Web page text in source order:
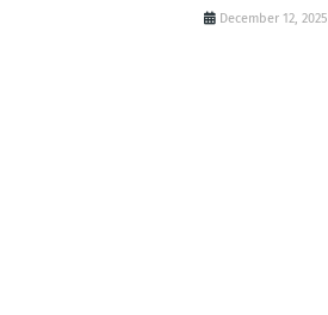
December 12, 2025